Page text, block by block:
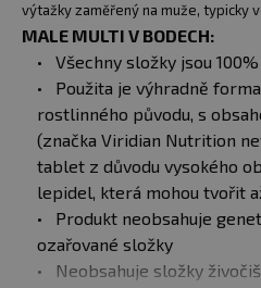
výtažky zaměřený na muže, typicky
MALE MULTI V BODECH:
Všechny složky jsou
Použita je výhradně
rostlinného původu, s
(značka Viridian Nutrition
tablet z důvodu vysokého
lepidel, která mohou tvořit
Produkt neobsahuje
ozařované složky
Neobsahuje složky